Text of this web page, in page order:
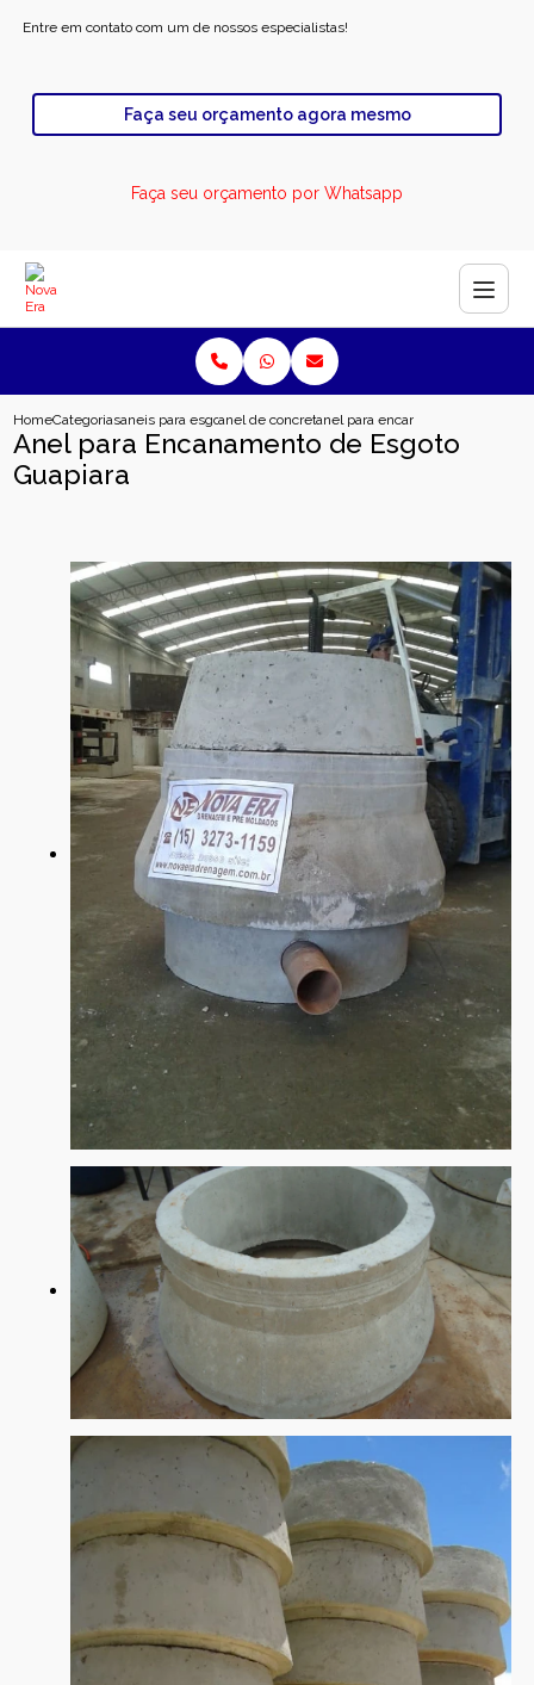
Entre em contato com um de nossos especialistas!
Faça seu orçamento agora mesmo
Faça seu orçamento por Whatsapp
HomeCategoriasaneis para esgotoanel de concreto pre moldado para esgoto
anel para encanamento de
Anel para Encanamento de Esgoto
Guapiara